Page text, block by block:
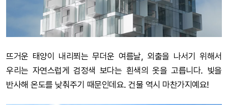
뜨거운 태양이 내리쬐는 무더운 여름날, 외출을 나서기 위해서
우리는 자연스럽게 검정색 보다는 흰색의 옷을 고릅니다. 빛을
반사해 온도를 낮춰주기 때문인데요. 건물 역시 마찬가지예요!